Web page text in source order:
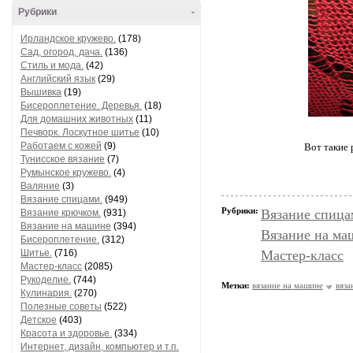
-
Рубрики
Ирландское кружево. (178)
Сад, огород, дача. (136)
Стиль и мода. (42)
Английский язык (29)
Вышивка (19)
Бисероплетение. Деревья. (18)
Для домашних животных (11)
Печворк. Лоскутное шитье (10)
Работаем с кожей (9)
Тунисское вязание (7)
Румынское кружево. (4)
Валяние (3)
Вязание спицами. (949)
Вязание крючком. (931)
Вязание на машине (394)
Бисероплетение. (312)
Шитье. (716)
Мастер-класс (2085)
Рукоделие. (744)
Кулинария. (270)
Полезные советы (522)
Детское (403)
Красота и здоровье. (334)
Интернет, дизайн, компьютер и т.п.
Вот такие
Рубрики: Вязание
Вязание на
Мастер-класс
Метки: вязание на машине